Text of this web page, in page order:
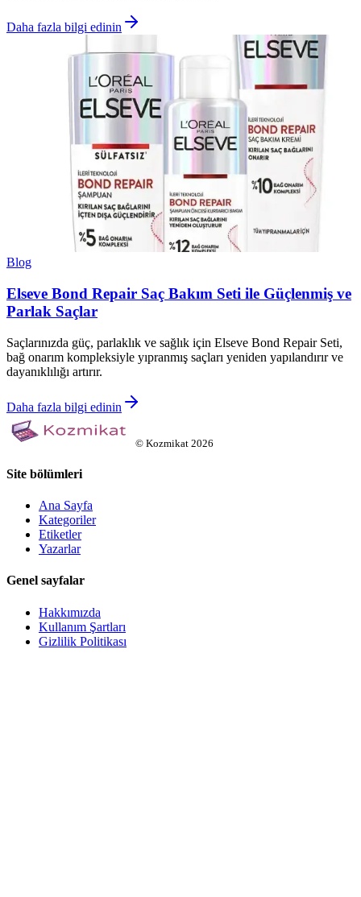
Daha fazla bilgi edinin
Blog
Elseve Bond Repair Saç Bakım Seti ile Güçlenmiş ve
Parlak Saçlar
Saçlarınızda güç, parlaklık ve sağlık için Elseve Bond Repair Seti,
bağ onarım kompleksiyle yıpranmış saçları yeniden yapılandırır ve
dayanıklılığı artırır.
Daha fazla bilgi edinin
© Kozmikat 2026
Site bölümleri
Ana Sayfa
Kategoriler
Etiketler
Yazarlar
Genel sayfalar
Hakkımızda
Kullanım Şartları
Gizlilik Politikası